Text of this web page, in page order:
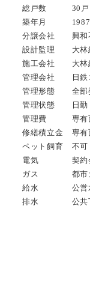
総戸数 30戸
築年月 1987
分譲会社 興和
設計監理 大林
施工会社 大林
管理会社 日鉄
管理形態 全部
管理状態 日勤
管理費 専有面
修繕積立金 専有
ペット飼育 不可
電気 契約会
ガス 都市
給水 公営
排水 公共下